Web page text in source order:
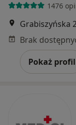
1476
Grabiszyńska
Pokaż profil